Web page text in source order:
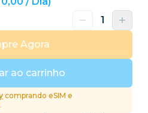
ao carrinho
Agora
comprando eSIM e